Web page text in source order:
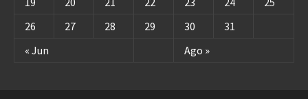
« Jun Ago »
26
27 28 29 30 31